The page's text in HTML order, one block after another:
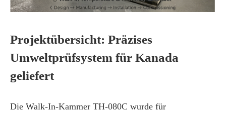
Projektübersicht: Präzises
Umweltprüfsystem für Kanada
geliefert
Die Walk-In-Kammer TH-080C wurde für